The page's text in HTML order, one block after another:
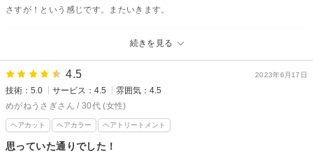
らいませんでした。
続きを見る
さすが！という感じです。またいきます。
スタート美容室からの返信
伸びるのが早い方が多い気がします、1ヶ月平均すると1〜2cmのびるの
で、どうしても顔回りや、襟足など気になってきたらカットにお出かけく
ださい、お待ちしております
2023年6月17日
4.5
技術：5.0 サービス：4.5
雰囲気：4.5
めがねうさぎさん / 30代 (女性)
ヘアカット ヘアカラー ヘアトリートメント
思っていた通りでした！